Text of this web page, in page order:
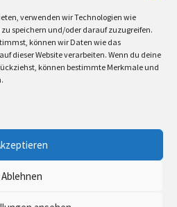
verwenden wir Technologien wie
speichern und/oder darauf zuzugreifen.
können wir Daten wie das
dieser Website verarbeiten. Wenn du deine
können bestimmte Merkmale und
Ablehnen
mit Joe Astray
zuMiri in the Green in der
30.05.2026
dem Vinylexpress zum
16.05.2026